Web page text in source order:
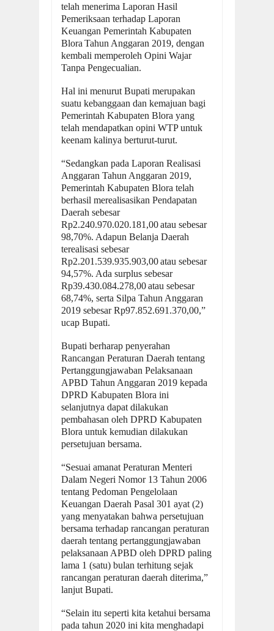
telah menerima Laporan Hasil
Pemeriksaan terhadap Laporan
Keuangan Pemerintah Kabupaten
Blora Tahun Anggaran 2019, dengan
kembali memperoleh Opini Wajar
Tanpa Pengecualian.
Hal ini menurut Bupati merupakan
suatu kebanggaan dan kemajuan bagi
Pemerintah Kabupaten Blora yang
telah mendapatkan opini WTP untuk
keenam kalinya berturut-turut.
“Sedangkan pada Laporan Realisasi
Anggaran Tahun Anggaran 2019,
Pemerintah Kabupaten Blora telah
berhasil merealisasikan Pendapatan
Daerah sebesar
Rp2.240.970.020.181,00atau sebesar
98,70%. Adapun Belanja Daerah
terealisasi sebesar
Rp2.201.539.935.903,00atau sebesar
94,57%. Ada surplus sebesar
Rp39.430.084.278,00atau sebesar
68,74%, serta Silpa Tahun Anggaran
2019 sebesar Rp97.852.691.370,00,”
ucap Bupati.
Bupati berharap penyerahan
Rancangan Peraturan Daerah tentang
Pertanggungjawaban Pelaksanaan
APBD Tahun Anggaran 2019 kepada
DPRD Kabupaten Blora ini
selanjutnya dapat dilakukan
pembahasan oleh DPRD Kabupaten
Blora untuk kemudian dilakukan
persetujuan bersama.
“Sesuai amanat Peraturan Menteri
Dalam Negeri Nomor 13 Tahun 2006
tentang Pedoman Pengelolaan
Keuangan Daerah Pasal 301 ayat (2)
yang menyatakan bahwa persetujuan
bersama terhadap rancangan peraturan
daerah tentang pertanggungjawaban
pelaksanaan APBD oleh DPRD paling
lama 1 (satu) bulan terhitung sejak
rancangan peraturan daerah diterima,”
lanjut Bupati.
“Selain itu seperti kita ketahui bersama
pada tahun 2020 ini kita menghadapi